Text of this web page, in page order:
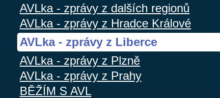
AVLka - zprávy z dalších regionů
AVLka - zprávy z Hradce Králové
AVLka - zprávy z Liberce
AVLka - zprávy z Plzně
AVLka - zprávy z Prahy
BĚŽÍM S AVL